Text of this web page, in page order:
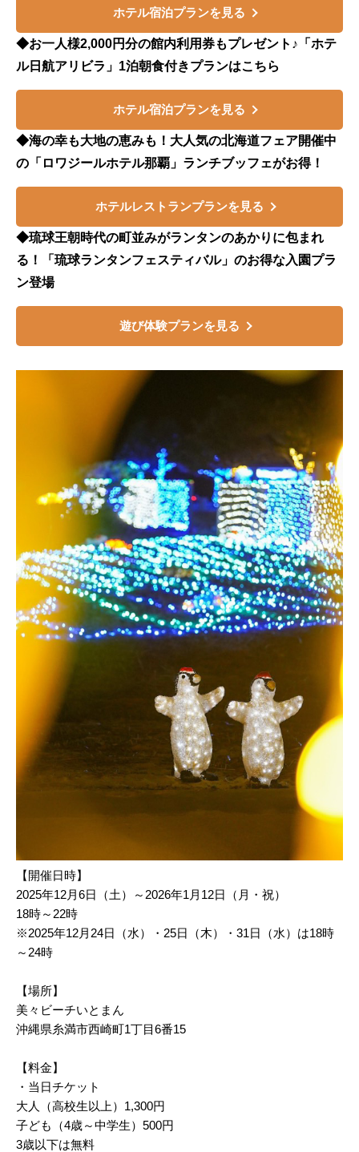
ホテル宿泊プランを見る
◆お一人様2,000円分の館内利用券もプレゼント♪「ホテ
ル日航アリビラ」1泊朝食付きプランはこちら
ホテル宿泊プランを見る
◆海の幸も大地の恵みも！大人気の北海道フェア開催中
の「ロワジールホテル那覇」ランチブッフェがお得！
ホテルレストランプランを見る
◆琉球王朝時代の町並みがランタンのあかりに包まれ
る！「琉球ランタンフェスティバル」のお得な入園プラ
ン登場
遊び体験プランを見る
【開催日時】
2025年12月6日（土）～2026年1月12日（月・祝）
18時～22時
※2025年12月24日（水）・25日（木）・31日（水）は18時
～24時
【場所】
美々ビーチいとまん
沖縄県糸満市西崎町1丁目6番15
【料金】
・当日チケット
大人（高校生以上）1,300円
子ども（4歳～中学生）500円
3歳以下は無料